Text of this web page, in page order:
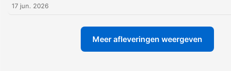
17 jun. 2026
Meer afleveringen weergeven